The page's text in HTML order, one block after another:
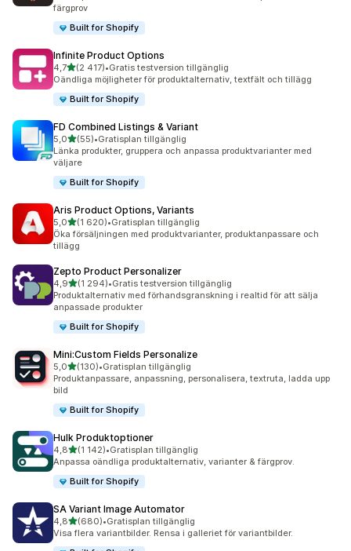
färgprov
Built for Shopify
Infinite Product Options
4,7av 5 stjärnor
(2 417)
2417 recensioner totalt
•Gratis testversion tillgänglig
Oändliga möjligheter för produktalternativ, textfält och tillägg
Built for Shopify
FD Combined Listings & Variant
5,0av 5 stjärnor
(55)
55 recensioner totalt
•Gratisplan tillgänglig
Länka produkter, gruppera och anpassa produktvarianter med
väljare
Built for Shopify
Aris Product Options, Variants
5,0av 5 stjärnor
(1 620)
1620 recensioner totalt
•Gratisplan tillgänglig
Öka försäljningen med produktvarianter, produktanpassare och
tillägg
Zepto Product Personalizer
4,9av 5 stjärnor
(1 294)
1294 recensioner totalt
•Gratis testversion tillgänglig
Produktalternativ med förhandsgranskning i realtid för att sälja
anpassade produkter
Built for Shopify
Mini:Custom Fields Personalize
5,0av 5 stjärnor
(130)
130 recensioner totalt
•Gratisplan tillgänglig
Produktanpassare, anpassning, personalisera, textruta, ladda upp
bild
Built for Shopify
Hulk Produktoptioner
4,8av 5 stjärnor
(1 142)
1142 recensioner totalt
•Gratisplan tillgänglig
Anpassa oändliga produktalternativ, varianter & färgprov.
Built for Shopify
SA Variant Image Automator
4,8av 5 stjärnor
(680)
680 recensioner totalt
•Gratisplan tillgänglig
Visa flera variantbilder. Rensa i galleriet för variantbilder.